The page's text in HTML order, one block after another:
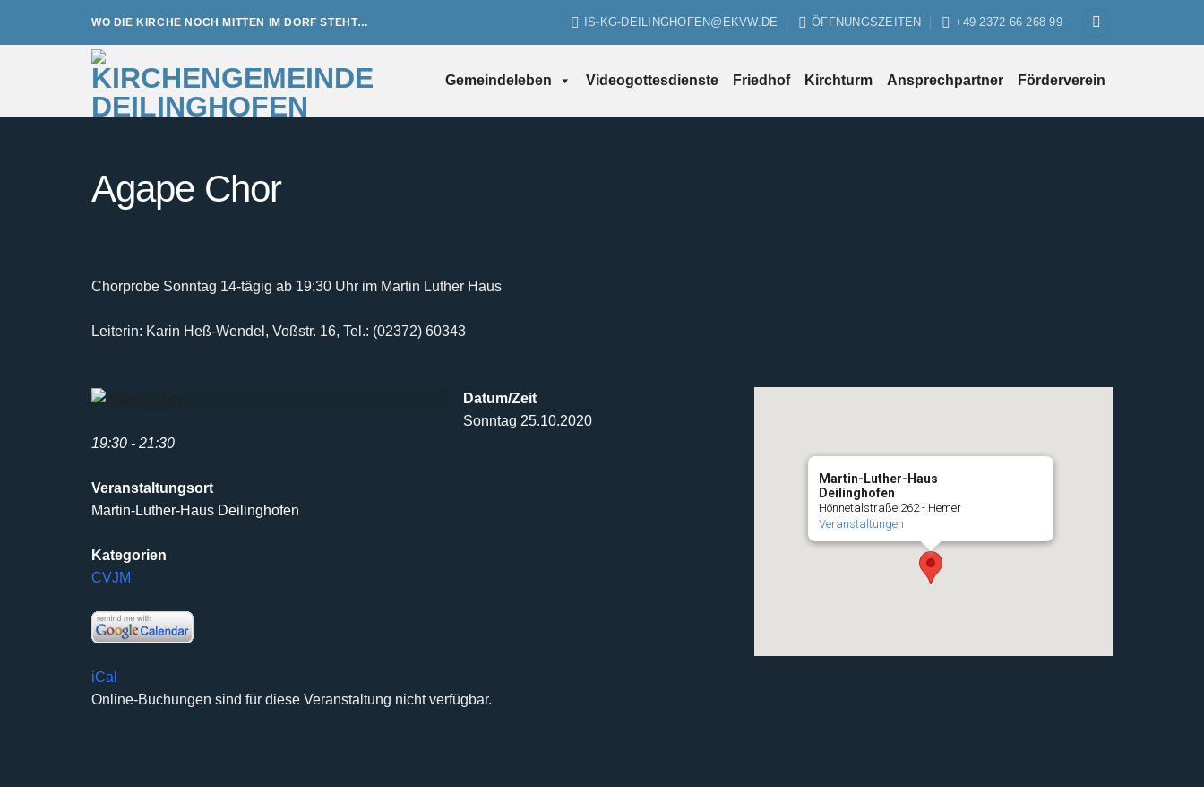
WO DIE KIRCHE NOCH MITTEN IM DORF STEHT… IS-KG-DEILINGHOFEN@EKVW.DE ÖFFNUNGSZEITEN +49 2372 66 268 99
Gemeindeleben Videogottesdienste Friedhof Kirchturm Ansprechpartner Förderverein
Agape Chor
Chorprobe Sonntag 14-tägig ab 19:30 Uhr im Martin Luther Haus
Leiterin: Karin Heß-Wendel, Voßstr. 16, Tel.: (02372) 60343
Martin-Luther-Haus
Deilinghofen
Hönnetalstraße 262 - Hemer
Veranstaltungen
Datum/Zeit
Sonntag 25.10.2020
19:30 - 21:30
Veranstaltungsort
Martin-Luther-Haus Deilinghofen
Kategorien
CVJM
iCal
Online-Buchungen sind für diese Veranstaltung nicht verfügbar.